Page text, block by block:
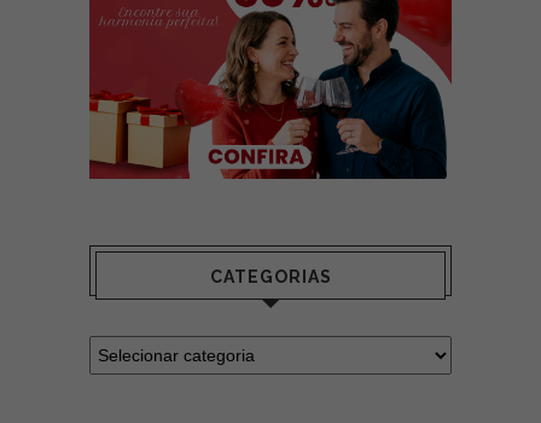
CATEGORIAS